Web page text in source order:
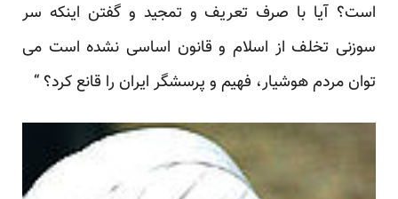
است؟ آیا با صرف تعریف و تمجید و گفتن اینکه سر
سوزنی تخلف از اسلام و قانون اساسی نشده است می
توان مردم هوشیار، فهیم و پرسشگر ایران را قانع کرد؟ “